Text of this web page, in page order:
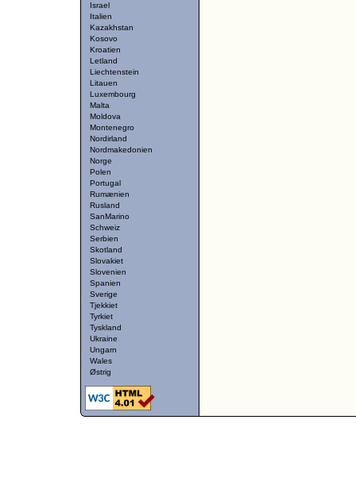
Israel
Italien
Kazakhstan
Kosovo
Kroatien
Letland
Liechtenstein
Litauen
Luxembourg
Malta
Moldova
Montenegro
Nordirland
Nordmakedonien
Norge
Polen
Portugal
Rumænien
Rusland
SanMarino
Schweiz
Serbien
Skotland
Slovakiet
Slovenien
Spanien
Sverige
Tjekkiet
Tyrkiet
Tyskland
Ukraine
Ungarn
Wales
Østrig